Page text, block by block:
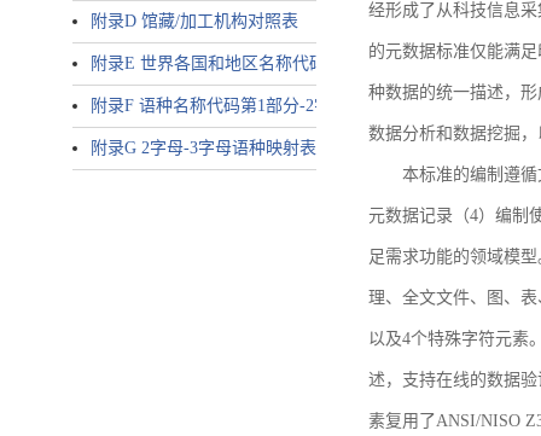
附录D 馆藏/加工机构对照表
附录E 世界各国和地区名称代码-2字母代码（GB/T 2659-
附录F 语种名称代码第1部分-2字母代码（GB/T 4880.1-2005
附录G 2字母-3字母语种映射表
经形成了从科技信息
的元数据标准仅能满
种数据的统一描述，
数据分析和数据挖掘
本标准的编制遵
元数据记录（4）编制
足需求功能的领域模
理、全文文件、图、
以及4个特殊字符元素
述，支持在线的数据
素复用了ANSI/NISO